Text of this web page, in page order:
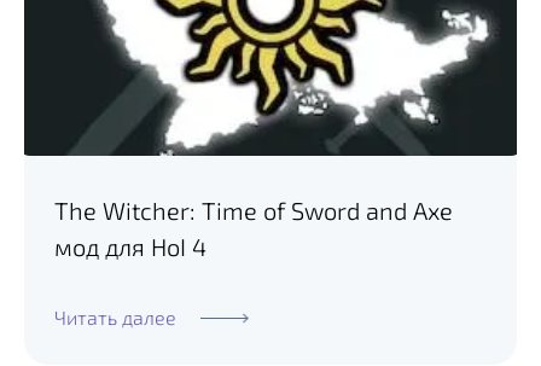
The Witcher: Time of Sword and Axe
мод для HoI 4
Читать далее